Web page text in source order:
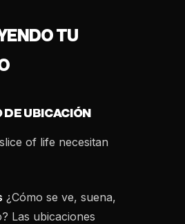
TU
UBICACIÓN
of life necesitan
¿Cómo se ve, suena,
Las ubicaciones